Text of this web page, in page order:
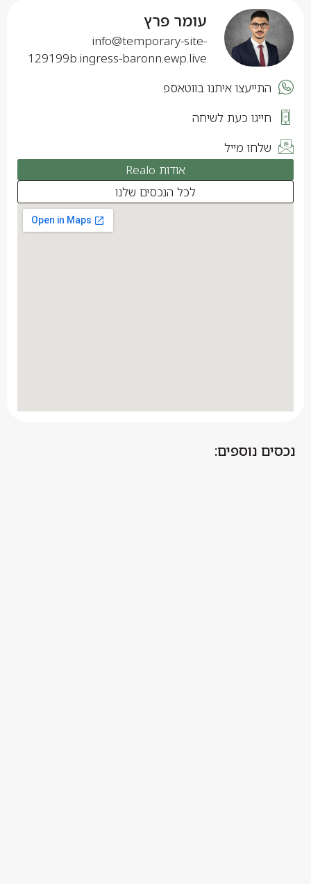
עומר פרץ
info@temporary-site-
129199b.ingress-baronn.ewp.live
התייעצו איתנו בווטאספ
חייגו כעת לשיחה
שלחו מייל
אודות Realo
לכל הנכסים שלנו
נכסים נוספים: